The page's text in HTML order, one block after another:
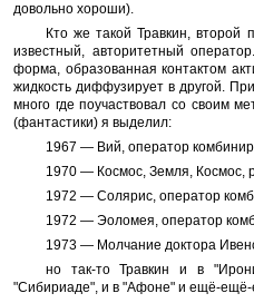
довольно хороши).
Кто же такой Травкин,
известный, авторитетный
форма, образованная контактом
жидкость диффузирует в другой.
много где поучаствовал со своим
(фантастики) я выделил:
1967 — Вий, оператор
1970 — Космос, Земля, Космос,
1972 — Солярис, оператор
1972 — Эоломея, оператор
1973 — Молчание доктора
но так-то Травкин и в
"Сибириаде", и в "Афоне" и ещё-